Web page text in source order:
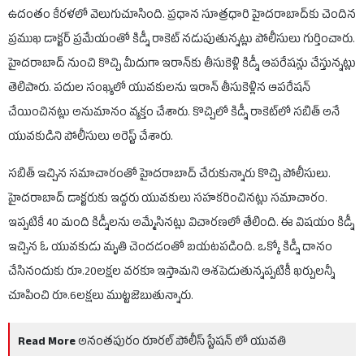
ఉదంతం కేరళలో వెలుగుచూసింది. ప్రధాన సూత్రధారి హైదరాబాద్‌కు చెందిన
ప్రముఖ డాక్టర్ ప్రమేయంతో కిడ్నీ రాకెట్ నడుపుతున్నట్లు పోలీసులు గుర్తించారు.
హైదరాబాద్ నుంచి కొచ్చి మీదుగా ఇరాన్‌కు తీసుకెళ్లి కిడ్నీ ఆపరేషన్లు చేస్తున్నట్లు
తెలిపారు. పదుల సంఖ్యలో యువకులను ఇరాన్ తీసుకెళ్లిన ఆపరేషన్
చేయించినట్లు అనుమానం వ్యక్తం చేశారు. కొచ్చిలో కిడ్నీ రాకెట్‌లో సబిత్ అనే
యువకుడిని పోలీసులు అరెస్ట్ చేశారు.
సబిత్ ఇచ్చిన సమాచారంతో హైదరాబాద్ చేరుకున్నారు కొచ్చి పోలీసులు.
హైదరాబాద్ డాక్టరుకు ఇద్దరు యువకులు సహకరించినట్లు సమాచారం.
ఇప్పటికే 40 మంది కిడ్నీలను అమ్మేసినట్లు విచారణలో తేలింది. ఈ విషయం కిడ్నీ
ఇచ్చిన ఓ యువకుడు మృతి చెందడంతో బయటపడింది. ఒక్కో కిడ్నీ దానం
చేసినందుకు రూ.20లక్షల వరకూ ఇస్తామని ఆశపెడుతున్నప్పటికీ ఖర్చులన్నీ
చూపించి రూ.6లక్షలు ముట్టజెబుతున్నారు.
Read Moreఅనంతపురం రూరల్ పోలీస్ స్టేషన్ లో యువతి